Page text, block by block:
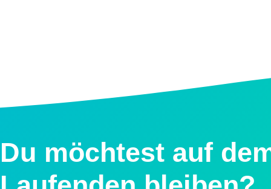
Du möchtest auf